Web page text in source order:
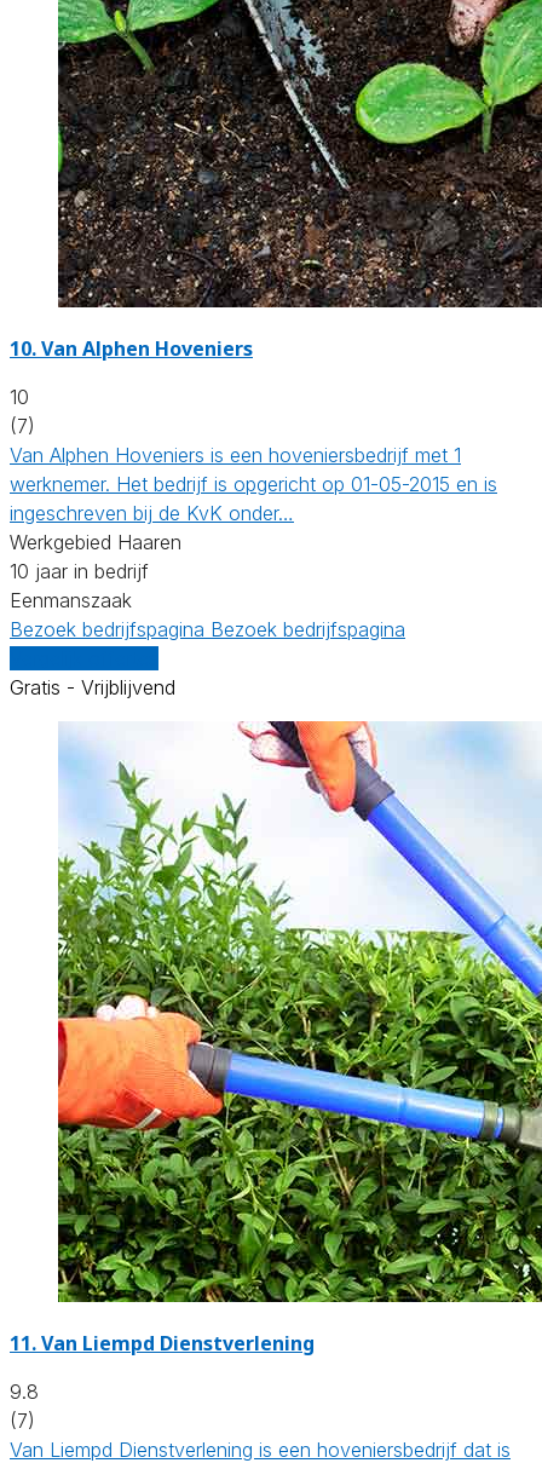
10.Van Alphen Hoveniers
10
(7)
Van Alphen Hoveniers is een hoveniersbedrijf met 1
werknemer. Het bedrijf is opgericht op 01-05-2015 en is
ingeschreven bij de KvK onder…
Werkgebied Haaren
10 jaar in bedrijf
Eenmanszaak
Bezoek bedrijfspagina Bezoek bedrijfspagina
Gratis - Vrijblijvend
11.Van Liempd Dienstverlening
9.8
(7)
Van Liempd Dienstverlening is een hoveniersbedrijf dat is